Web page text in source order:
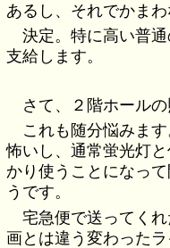
あるし、それでかまわ
決定。特に高い普
支給します。
さて、２階ホールの
これも随分悩みま
怖いし、通常蛍光灯
かり使うことになっ
うです。
宅急便で送ってく
画とは違う変わった